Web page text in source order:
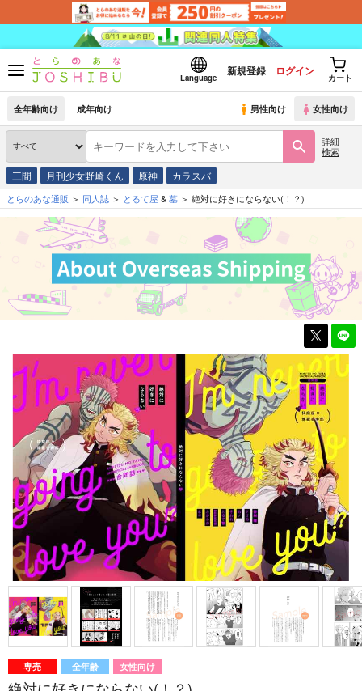
Language
新規登録 ログイン
カート
全年齢向け 成年向け 男性向け 女性向け
詳細
検索
三間 月刊少女野崎くん 原神 カラスバ
とらのあな通販 同人誌 とるて屋 &墓 絶対に好きにならない(！？)
専売 全年齢 女性向け